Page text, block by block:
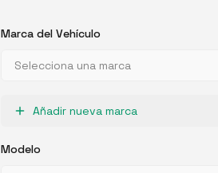
Marca del Vehículo
Selecciona una marca
Añadir nueva marca
Modelo